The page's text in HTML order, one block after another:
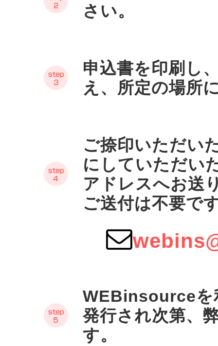
さい。
申込書を印刷し
え、所定の場所
ご捺印いただい
にしていただい
アドレスへお送
ご送付は不要で
WEBinsourceを
発行され次第、
す。